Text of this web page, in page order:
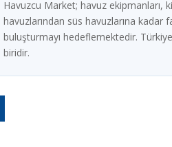
Havuzcu Market; havuz ekipmanları,
havuzlarından süs havuzlarına kadar
buluşturmayı hedeflemektedir.
biridir.